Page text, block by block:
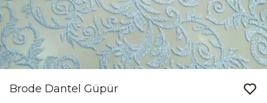
Brode Dantel Güpür